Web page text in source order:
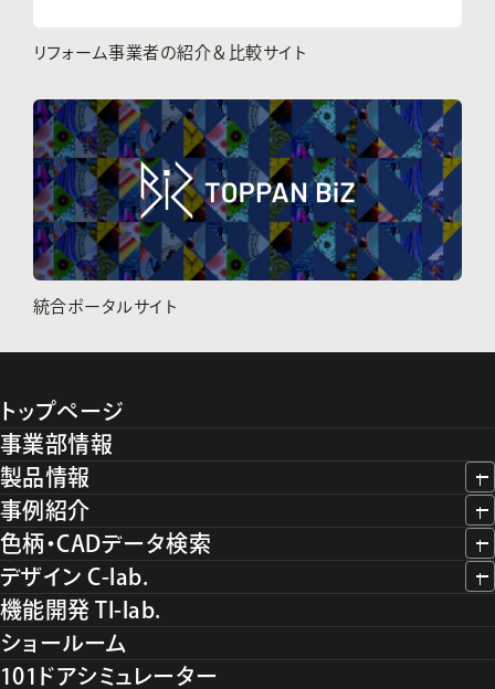
リフォーム事業者の紹介＆比較サイト
統合ポータルサイト
トップページ
事業部情報
製品情報
事例紹介
色柄・CADデータ検索
デザイン C-lab.
機能開発 TI-lab.
ショールーム
101ドアシミュレーター